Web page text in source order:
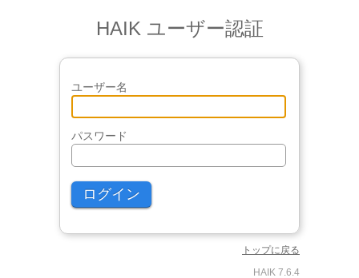
HAIK ユーザー認証
ユーザー名
パスワード
トップに戻る
HAIK 7.6.4